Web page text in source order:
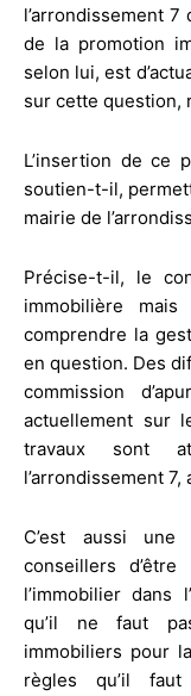
l’arrondissement
de la promotion
selon lui, est
sur cette question,
L’insertion de ce
soutien-t-il,
mairie de
Précise-t-il, le
immobilière
comprendre la
en question. Des
commission
actuellement sur
travaux sont
l’arrondissement
C’est aussi
conseillers
l’immobilier dans
qu’il ne faut
immobiliers pour
règles qu’il